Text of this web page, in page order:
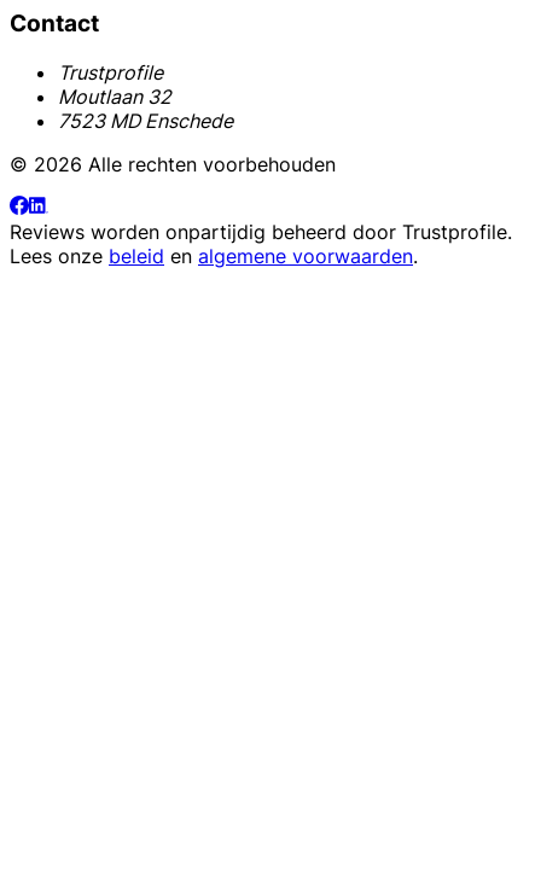
Contact
Trustprofile
Moutlaan 32
7523 MD Enschede
© 2026 Alle rechten voorbehouden
Reviews worden onpartijdig beheerd door Trustprofile.
Lees onze beleid en algemene voorwaarden.